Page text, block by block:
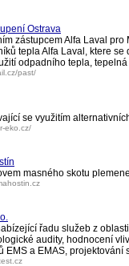
Ostrava
zástupcem Alfa Laval
tepla Alfa Laval, ktere
odpadního tepla,
past/
se využitím
eko.cz/
masného skotu
řadu služeb z
audity, hodnocení
EMS a EMAS, projektování